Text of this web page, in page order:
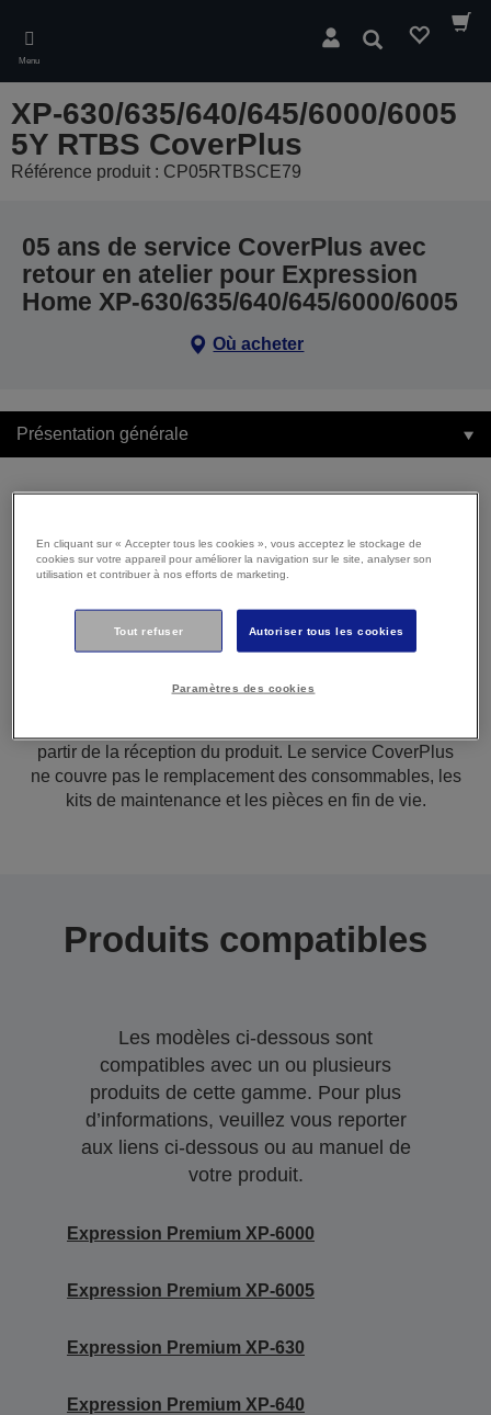
main
content
Menu
Rechercher
XP-630/635/640/645/6000/6005
5Y RTBS CoverPlus
Référence produit : CP05RTBSCE79
05 ans de service CoverPlus avec
retour en atelier pour Expression
Home XP-630/635/640/645/6000/6005
Où acheter
Présentation générale
Présentation générale
05 ans de service CoverPlus avec retour en atelier. Si
votre produit présente un dysfonctionnement, retournez-
partir de la réception du produit. Le service CoverPlus
ne couvre pas le remplacement des consommables, les
kits de maintenance et les pièces en fin de vie.
Produits compatibles
Les modèles ci-dessous sont
compatibles avec un ou plusieurs
produits de cette gamme. Pour plus
d’informations, veuillez vous reporter
aux liens ci-dessous ou au manuel de
votre produit.
Expression Premium XP-6000
Expression Premium XP-6005
Expression Premium XP-630
Expression Premium XP-640
En cliquant sur « Accepter tous les cookies », vous acceptez le stockage de
cookies sur votre appareil pour améliorer la navigation sur le site, analyser son
utilisation et contribuer à nos efforts de marketing.
Tout refuser Autoriser tous les cookies
Paramètres des cookies